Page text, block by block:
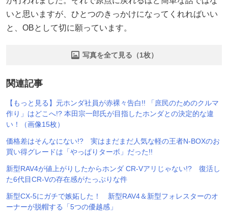
いと思いますが、ひとつのきっかけになってくれればいい
と、OBとして切に願っています。
写真を全て見る（1枚）
関連記事
【もっと見る】元ホンダ社員が赤裸々告白!! 「庶民のためのクルマ
作り」はどこへ!? 本田宗一郎氏が目指したホンダとの決定的な違
い！（画像15枚）
価格差はそんなにない!? 実はまだまだ人気な軽の王者N-BOXのお
買い得グレードは「やっぱりターボ」だった!!
新型RAV4が値上がりしたからホンダ CR-Vアリじゃない!? 復活し
た6代目CR-Vの存在感がたっぷりな件
新型CX-5にガチで嫉妬した！ 新型RAV4＆新型フォレスターのオ
ーナーが脱帽する「5つの優越感」